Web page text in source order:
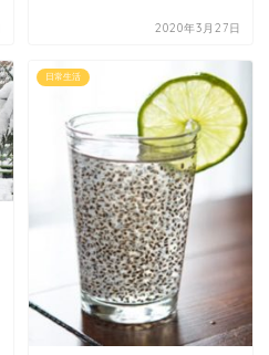
2020年3月27日
日常生活